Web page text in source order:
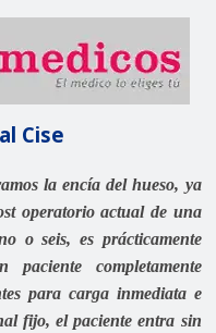
Cise
la encía del hueso, ya
operatorio actual de una
o seis, es prácticamente
completamente
para carga inmediata e
fijo, el paciente entra sin